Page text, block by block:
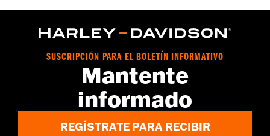
Installation Instructions
GARANTÍA:1 año de garantía limitada – Consultawww.h-
para más información
SUSCRIPCIÓN PARA EL BOLETÍN INFORMATIVO
Mantente
informado
REGÍSTRATE PARA RECIBIR